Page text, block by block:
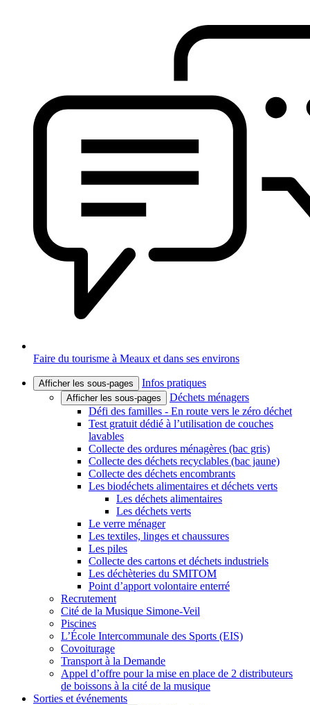
Faire du tourisme à Meaux et dans ses environs
Afficher les sous-pages Infos pratiques
Afficher les sous-pages
Déchets ménagers
Défi des familles - En route vers le zéro déchet
Test gratuit dédié à l’utilisation de couches
lavables
Collecte des ordures ménagères (bac gris)
Collecte des déchets recyclables (bac jaune)
Collecte des déchets encombrants
Les biodéchets alimentaires et déchets verts
Les déchets alimentaires
Les déchets verts
Le verre ménager
Les textiles, linges et chaussures
Les piles
Collecte des cartons et déchets industriels
Les déchèteries du SMITOM
Point d’apport volontaire enterré
Recrutement
Cité de la Musique Simone-Veil
Piscines
L’École Intercommunale des Sports (EIS)
Covoiturage
Transport à la Demande
Appel d’offre pour la mise en place de 2 distributeurs
de boissons à la cité de la musique
Sorties et événements